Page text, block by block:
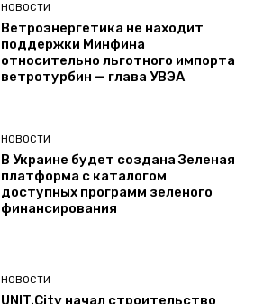
НОВОСТИ
Ветроэнергетика не находит
поддержки Минфина
относительно льготного импорта
ветротурбин — глава УВЭА
НОВОСТИ
В Украине будет создана Зеленая
платформа с каталогом
доступных программ зеленого
финансирования
НОВОСТИ
UNIT.City начал строительство